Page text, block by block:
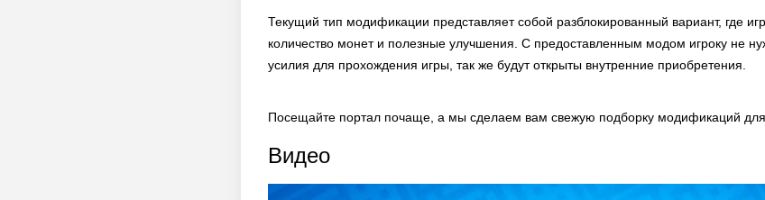
Текущий тип модификации представляет собой разблокированный вариант, где
количество монет и полезные улучшения. С предоставленным модом игроку не
усилия для прохождения игры, так же будут открыты внутренние приобретения.
Посещайте портал почаще, а мы сделаем вам свежую подборку модификаций
Видео